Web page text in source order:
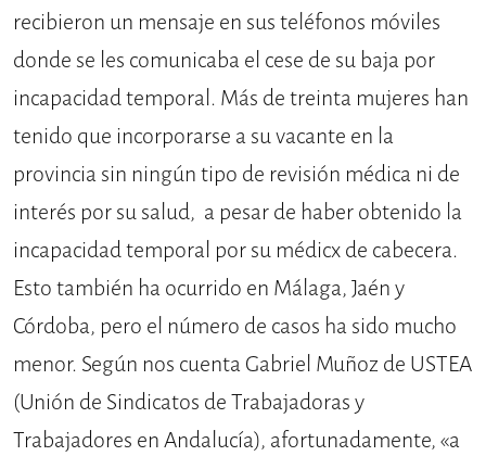
recibieron un mensaje en sus teléfonos móviles
donde se les comunicaba el cese de su baja por
incapacidad temporal. Más de treinta mujeres han
tenido que incorporarse a su vacante en la
provincia sin ningún tipo de revisión médica ni de
interés por su salud, a pesar de haber obtenido la
incapacidad temporal por su médicx de cabecera.
Esto también ha ocurrido en Málaga, Jaén y
Córdoba, pero el número de casos ha sido mucho
menor. Según nos cuenta Gabriel Muñoz de USTEA
(Unión de Sindicatos de Trabajadoras y
Trabajadores en Andalucía), afortunadamente, «a